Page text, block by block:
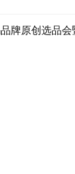
牌原创选品